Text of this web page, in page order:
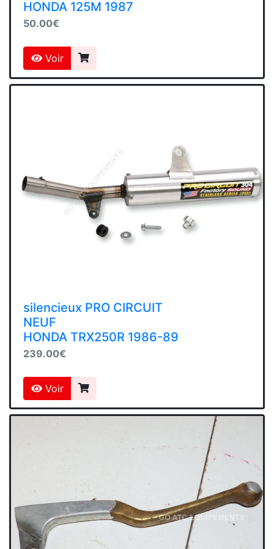
HONDA 125M 1987
50.00€
Voir
silencieux PRO CIRCUIT
NEUF
HONDA TRX250R 1986-89
239.00€
Voir